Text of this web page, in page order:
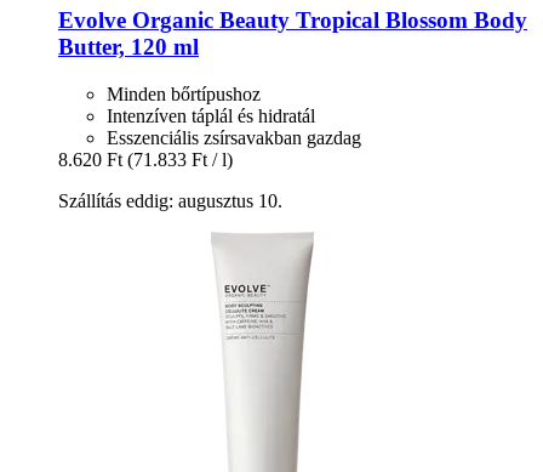
Evolve Organic Beauty Tropical Blossom Body
Butter, 120 ml
Minden bőrtípushoz
Intenzíven táplál és hidratál
Esszenciális zsírsavakban gazdag
8.620 Ft (71.833 Ft / l)
Szállítás eddig: augusztus 10.